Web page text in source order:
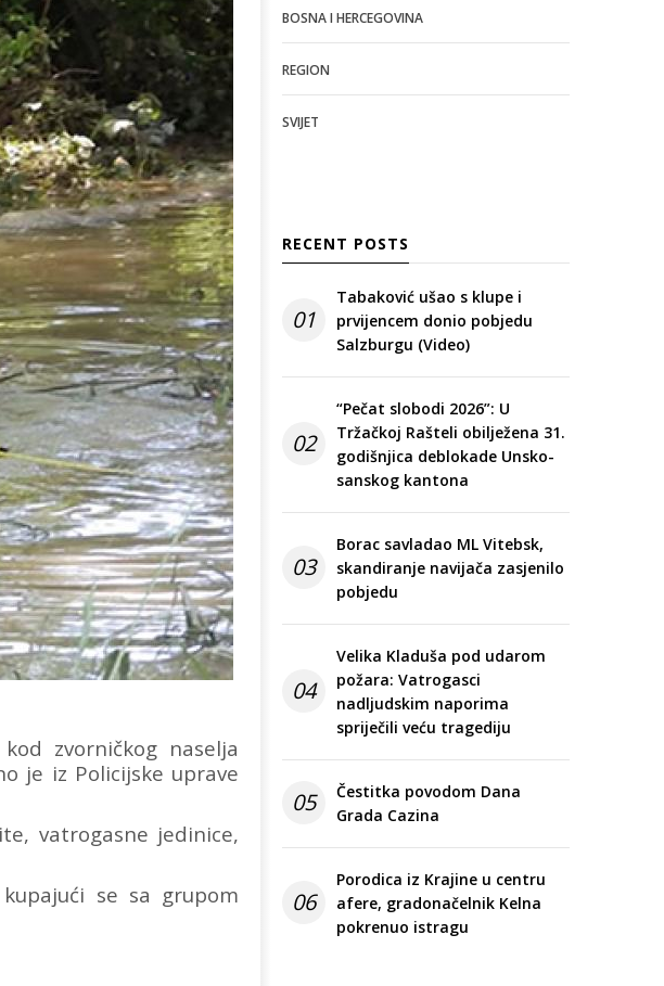
zvorničkog naselja
je iz Policijske uprave
vatrogasne jedinice,
se sa grupom
BOSNA I HERCEGOVINA
REGION
SVIJET
RECENT POSTS
01
Tabaković ušao s klupe i
prvijencem donio pobjedu
Salzburgu (Video)
02
“Pečat slobodi 2026”: U
Tržačkoj Rašteli obilježena 31.
godišnjica deblokade Unsko-
sanskog kantona
03
Borac savladao ML Vitebsk,
skandiranje navijača zasjenilo
pobjedu
04
Velika Kladuša pod udarom
požara: Vatrogasci
nadljudskim naporima
spriječili veću tragediju
05
Čestitka povodom Dana
Grada Cazina
06
Porodica iz Krajine u centru
afere, gradonačelnik Kelna
pokrenuo istragu